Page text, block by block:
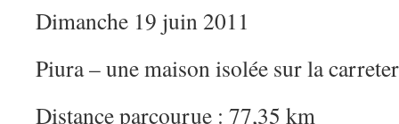
Dimanche 19 juin 2011
Piura – une maison isolée sur la
Distance parcourue : 77,35 km